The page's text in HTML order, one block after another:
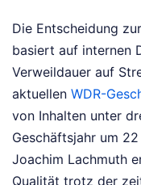
Die Entscheidung
basiert auf internen
Verweildauer auf
aktuellen WDR-
von Inhalten unter
Geschäftsjahr um
Joachim Lachmuth
Qualität trotz der